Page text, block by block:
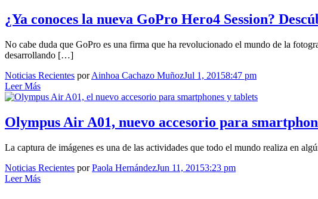
¿Ya conoces la nueva GoPro Hero4 Session?
No cabe duda que GoPro es una firma que ha revolucionado el mundo de la
desarrollando […]
Noticias Recientes porAinhoa Cachazo MuñozJul 1, 20158:47 pm
Leer Más
Olympus Air A01, nuevo accesorio para
La captura de imágenes es una de las actividades que todo el mundo realiza en
Noticias Recientes porPaola HernándezJun 11, 20153:23 pm
Leer Más